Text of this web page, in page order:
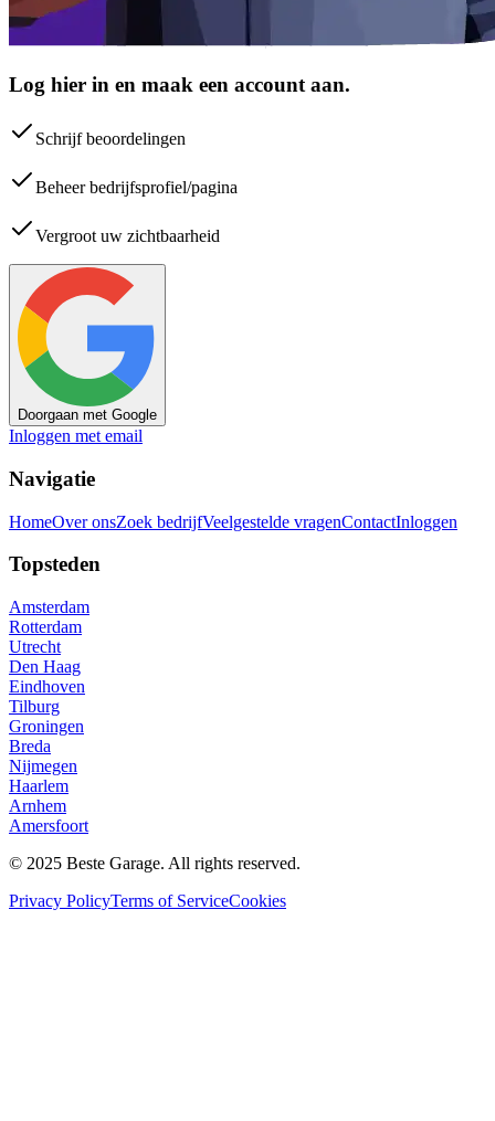
Log hier in en maak een account aan.
Schrijf beoordelingen
Beheer bedrijfsprofiel/pagina
Vergroot uw zichtbaarheid
Doorgaan met Google
Inloggen met email
Navigatie
HomeOver onsZoek bedrijfVeelgestelde vragenContactInloggen
Topsteden
Amsterdam
Rotterdam
Utrecht
Den Haag
Eindhoven
Tilburg
Groningen
Breda
Nijmegen
Haarlem
Arnhem
Amersfoort
© 2025 Beste Garage. All rights reserved.
Privacy PolicyTerms of ServiceCookies